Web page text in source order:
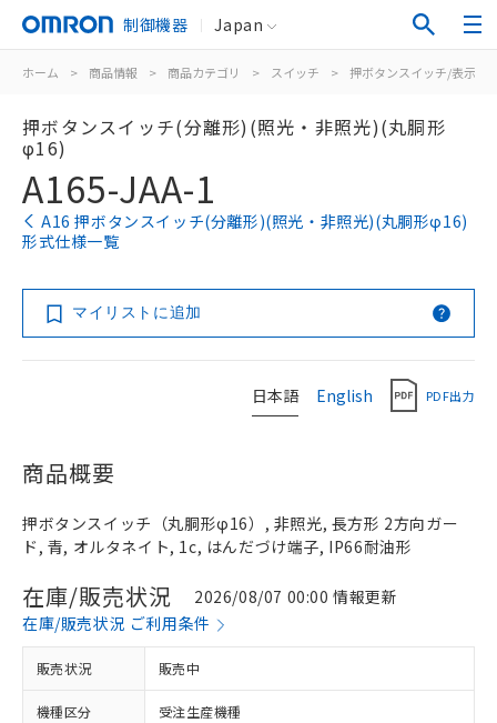
制御機器 Japan
ホーム > 商品情報 > 商品カテゴリ > スイッチ > 押ボタンスイッチ/表示灯
押ボタンスイッチ(分離形)(照光・非照光)(丸胴形
φ16)
A165-JAA-1
A16 押ボタンスイッチ(分離形)(照光・非照光)(丸胴形φ16)
形式仕様一覧
マイリストに追加
日本語 English PDF出力
商品概要
押ボタンスイッチ（丸胴形φ16）, 非照光, 長方形 2方向ガー
ド, 青, オルタネイト, 1c, はんだづけ端子, IP66耐油形
在庫/販売状況
2026/08/07 00:00 情報更新
在庫/販売状況 ご利用条件
販売状況 販売中
機種区分 受注生産機種